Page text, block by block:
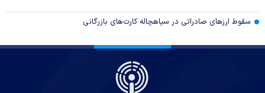
سقوط ارزهای صادراتی در سیاهچاله کارت‌های بازرگانی